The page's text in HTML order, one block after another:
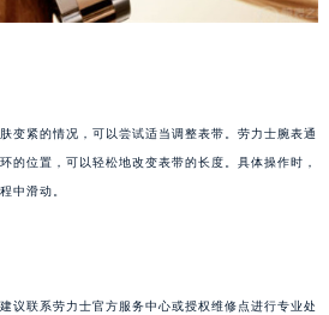
变紧的情况，可以尝试适当调整表带。劳力士腕表通
的位置，可以轻松地改变表带的长度。具体操作时，
中滑动。
议联系劳力士官方服务中心或授权维修点进行专业处